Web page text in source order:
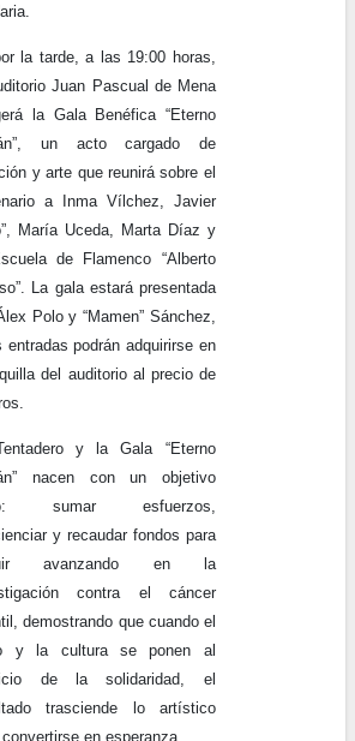
la tarde, a las 19:00 horas,
Juan Pascual de Mena
la Gala Benéfica “Eterno
un acto cargado de
y arte que reunirá sobre el
a Inma Vílchez, Javier
María Uceda, Marta Díaz y
de Flamenco “Alberto
La gala estará presentada
Polo y “Mamen” Sánchez,
entradas podrán adquirirse en
del auditorio al precio de
y la Gala “Eterno
nacen con un objetivo
sumar esfuerzos,
y recaudar fondos para
avanzando en la
contra el cáncer
demostrando que cuando el
y la cultura se ponen al
de la solidaridad, el
trasciende lo artístico
en esperanza.